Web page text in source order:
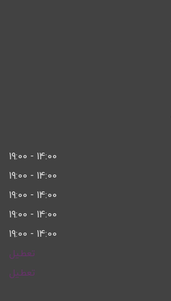
14:00 - 19:00
14:00 - 19:00
14:00 - 19:00
14:00 - 19:00
14:00 - 19:00
تعطیل
تعطیل